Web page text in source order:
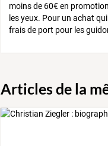
moins de 60€ en
les yeux. Pour un achat
frais de port pour les
Articles de la